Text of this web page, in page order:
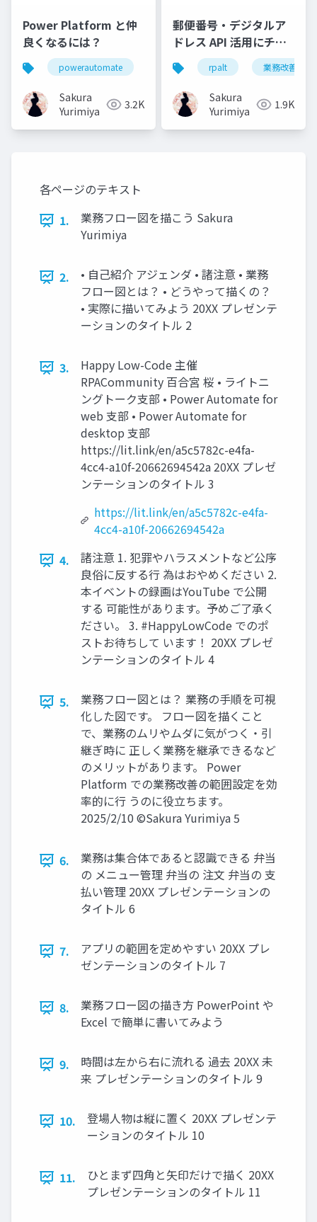
Power Platform と仲
良くなるには？
powerautomate powerapps 業務改善
Sakura
Yurimiya
3.2K
郵便番号・デジタルア
ドレス API 活用にチャ
レンジ！rpalt 業務改善
Sakura
Yurimiya
1.9K
各ページのテキスト
1.
業務フロー図を描こう Sakura
Yurimiya
2.
• 自己紹介 アジェンダ • 諸注意 • 業務
フロー図とは？ • どうやって描くの？
• 実際に描いてみよう 20XX プレゼンテ
ーションのタイトル 2
3.
Happy Low-Code 主催
RPACommunity 百合宮 桜 • ライトニ
ングトーク支部 • Power Automate for
web 支部 • Power Automate for
desktop 支部
https://lit.link/en/a5c5782c-e4fa-
4cc4-a10f-20662694542a 20XX プレゼ
ンテーションのタイトル 3
https://lit.link/en/a5c5782c-e4fa-
4cc4-a10f-20662694542a
4.
諸注意 1. 犯罪やハラスメントなど公序
良俗に反する行 為はおやめください 2.
本イベントの録画はYouTube で公開
する 可能性があります。予めご了承く
ださい。 3. #HappyLowCode でのポ
ストお待ちして います！ 20XX プレゼ
ンテーションのタイトル 4
5.
業務フロー図とは？ 業務の手順を可視
化した図です。 フロー図を描くこと
で、業務のムリやムダに気がつく・引
継ぎ時に 正しく業務を継承できるなど
のメリットがあります。 Power
Platform での業務改善の範囲設定を効
率的に行 うのに役立ちます。
2025/2/10 ©Sakura Yurimiya 5
6.
業務は集合体であると認識できる 弁当
の メニュー管理 弁当の 注文 弁当の 支
払い管理 20XX プレゼンテーションの
タイトル 6
7.
アプリの範囲を定めやすい 20XX プレ
ゼンテーションのタイトル 7
8.
業務フロー図の描き方 PowerPoint や
Excel で簡単に書いてみよう
9.
時間は左から右に流れる 過去 20XX 未
来 プレゼンテーションのタイトル 9
10.
登場人物は縦に置く 20XX プレゼンテ
ーションのタイトル 10
11.
ひとまず四角と矢印だけで描く 20XX
プレゼンテーションのタイトル 11